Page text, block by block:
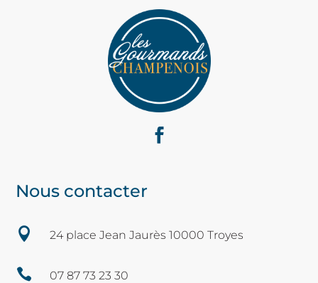
Nous contacter
 24 place Jean Jaurès 10000 Troyes
 07 87 73 23 30